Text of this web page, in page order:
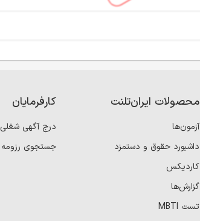
محصولات ایران‌تلنت
آزمون‌ها
داشبورد حقوق و دستمزد
کاردیکس
گزارش‌ها
تست MBTI
کارفرمایان
درج آگهی شغلی
جستجوی رزومه